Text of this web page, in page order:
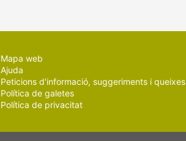
Mapa web
Ajuda
Peticions d'informació, suggeriments i queixes
Política de galetes
Política de privacitat